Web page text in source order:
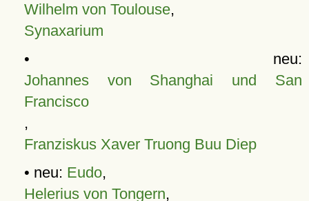
Wilhelm von Toulouse,
Synaxarium
• neu:
Johannes von Shanghai und San
Francisco
,
Franziskus Xaver Truong Buu Diep
• neu: Eudo,
Helerius von Tongern,